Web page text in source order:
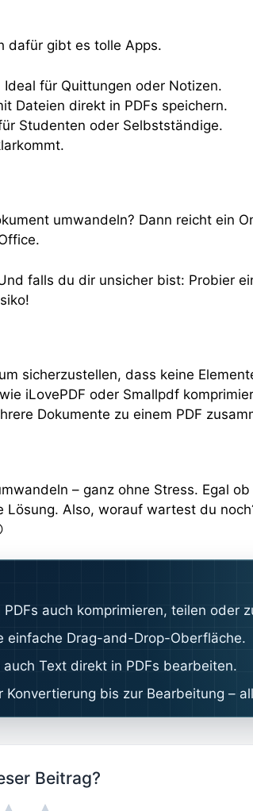
dafür gibt es tolle Apps.
für Quittungen oder Notizen.
Dateien direkt in PDFs speichern.
Studenten oder Selbstständige.
umwandeln? Dann reicht ein
falls du dir unsicher bist: Probier
sicherzustellen, dass keine
iLovePDF oder Smallpdf
Dokumente zu einem PDF
– ganz ohne Stress. Egal
Also, worauf wartest du
auch komprimieren, teilen oder
einfache Drag-and-Drop-Oberfläche.
Text direkt in PDFs bearbeiten.
bis zur Bearbeitung –
Beitrag?